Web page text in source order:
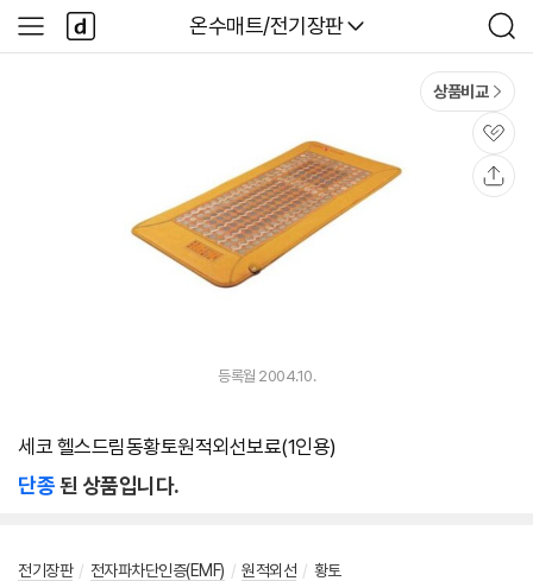
다나와
온수매트/전기장판
검
색
사
이
다
나
와
상품비교
관
심
등록월 2004.10.
세코 헬스드림동황토원적외선보료(1인용)
단종된 상품입니다.
전기장판 / 전자파차단인증(EMF) / 원적외선 / 황토